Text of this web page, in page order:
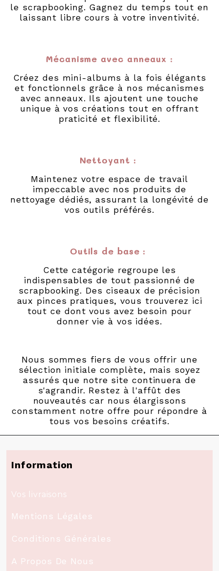
le scrapbooking. Gagnez du temps tout en
laissant libre cours à votre inventivité.
Mécanisme avec anneaux :
Créez des mini-albums à la fois élégants
et fonctionnels grâce à nos mécanismes
avec anneaux. Ils ajoutent une touche
unique à vos créations tout en offrant
praticité et flexibilité.
Nettoyant :
Maintenez votre espace de travail
impeccable avec nos produits de
nettoyage dédiés, assurant la longévité de
vos outils préférés.
Outils de base :
Cette catégorie regroupe les
indispensables de tout passionné de
scrapbooking. Des ciseaux de précision
aux pinces pratiques, vous trouverez ici
tout ce dont vous avez besoin pour
donner vie à vos idées.
Nous sommes fiers de vous offrir une
sélection initiale complète, mais soyez
assurés que notre site continuera de
s'agrandir. Restez à l'affût des
nouveautés car nous élargissons
constamment notre offre pour répondre à
tous vos besoins créatifs.
Information
Vos livraisons
Mentions Légales
Conditions Générales
A Propos De Nous